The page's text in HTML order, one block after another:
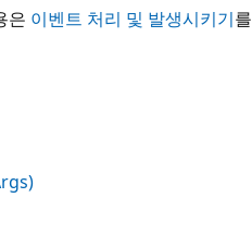
은 이벤트 처리 및 발생시키기를